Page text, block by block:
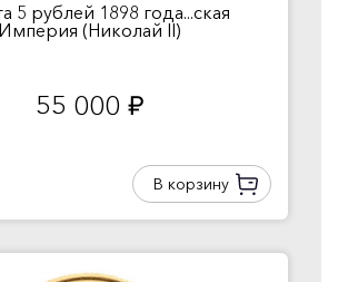
5 рублей 1898 года...ская
Империя (Николай II)
55 000 руб.
В корзину